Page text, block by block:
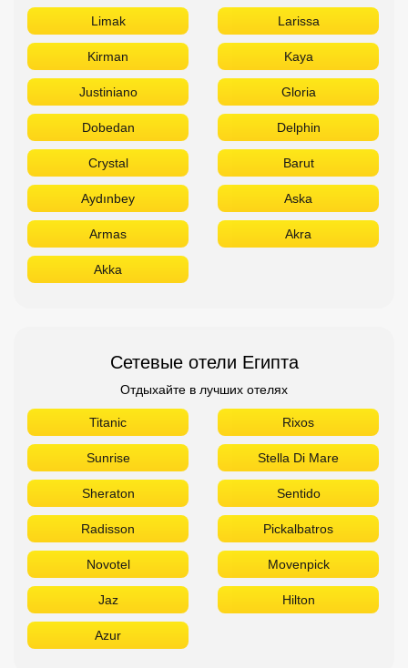
Limak Larissa
Kirman Kaya
Justiniano Gloria
Dobedan Delphin
Crystal Barut
Aydınbey Aska
Armas Akra
Akka
Сетевые отели Египта
Отдыхайте в лучших отелях
Titanic Rixos
Sunrise Stella Di Mare
Sheraton Sentido
Radisson Pickalbatros
Novotel Movenpick
Jaz Hilton
Azur